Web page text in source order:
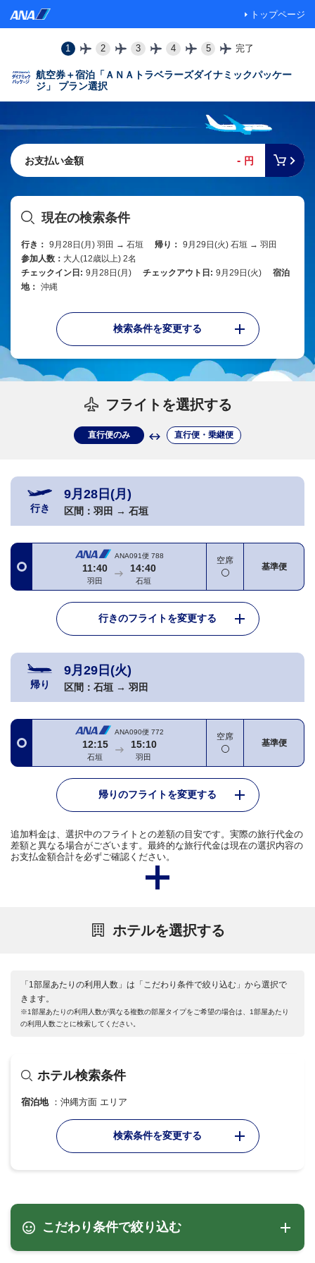
トップページ
1 2 3 4 5 完了
航空券＋宿泊「ＡＮＡトラベラーズダイナミックパッケー
ジ」 プラン選択
お支払い金額 - 円
現在の検索条件
行き： 9月28日(月) 羽田 → 石垣 帰り： 9月29日(火) 石垣 → 羽田
参加人数： 大人(12歳以上) 2名
チェックイン日: 9月28日(月) チェックアウト日: 9月29日(火)
宿泊
地： 沖縄
検索条件を変更する
フライトを選択する
直行便のみ 直行便・乗継便
行き
9月28日(月)
区間： 羽田 → 石垣
ANA091便 788
11:40
羽田
14:40
石垣
空席
基準便
行きのフライトを変更する
帰り
9月29日(火)
区間： 石垣 → 羽田
ANA090便 772
12:15
石垣
15:10
羽田
空席
基準便
帰りのフライトを変更する
追加料金は、選択中のフライトとの差額の目安です。実際の旅行代金の
差額と異なる場合がございます。最終的な旅行代金は現在の選択内容の
お支払金額合計を必ずご確認ください。
ホテルを選択する
「1部屋あたりの利用人数」は「こだわり条件で絞り込む」から選択で
きます。
※1部屋あたりの利用人数が異なる複数の部屋タイプをご希望の場合は、1部屋あたり
の利用人数ごとに検索してください。
ホテル検索条件
宿泊地 沖縄方面 エリア
検索条件を変更する
こだわり条件で絞り込む